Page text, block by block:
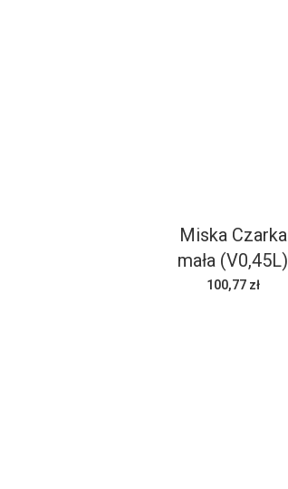
Miska Czarka
mała (V0,45L)
100,77 zł